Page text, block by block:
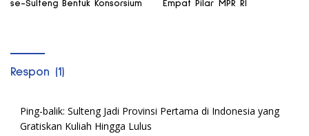
se-Sulteng Bentuk Konsorsium
Empat Pilar MPR RI
Respon (1)
Ping-balik: Sulteng Jadi Provinsi Pertama di Indonesia yang
Gratiskan Kuliah Hingga Lulus